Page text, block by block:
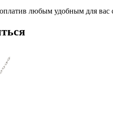
любым удобным для вас